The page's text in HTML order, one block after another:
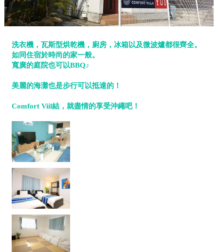
洗衣機，瓦斯型烘乾機，廚房，冰箱以及微波爐都很齊全。
如同住宿於時尚的家一般。
寬廣的庭院也可以BBQ♪
美麗的海灘也是步行可以抵達的！
Comfort Viil結，就盡情的享受沖繩吧！